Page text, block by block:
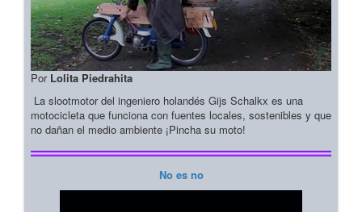
Por Lolita Piedrahita
La slootmotor del ingeniero holandés Gijs Schalkx es una
motocicleta que funciona con fuentes locales, sostenibles y que
no dañan el medio ambiente ¡Pincha su moto!
No es no